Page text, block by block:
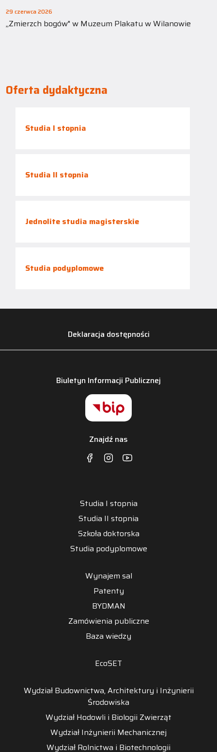
29 czerwca 2026
„Zmierzch bogów" w Muzeum Plakatu w Wilanowie
Oferta dydaktyczna
Studia I stopnia
Studia II stopnia
Jednolite studia magisterskie
Studia podyplomowe
Deklaracja dostępności
Biuletyn Informacji Publicznej
Znajdź nas
Studia I stopnia
Studia II stopnia
Szkoła doktorska
Studia podyplomowe
Wynajem sal
Patenty
BYDMAN
Zamówienia publiczne
Baza wiedzy
EcoSET
Wydział Budownictwa, Architektury i Inżynierii
Środowiska
Wydział Hodowli i Biologii Zwierząt
Wydział Inżynierii Mechanicznej
Wydział Rolnictwa i Biotechnologii